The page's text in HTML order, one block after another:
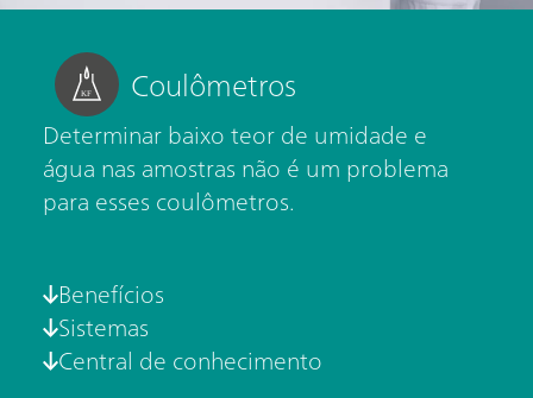
Coulômetros
Determinar baixo teor de umidade e
água nas amostras não é um problema
para esses coulômetros.
Benefícios
Sistemas
Central de conhecimento